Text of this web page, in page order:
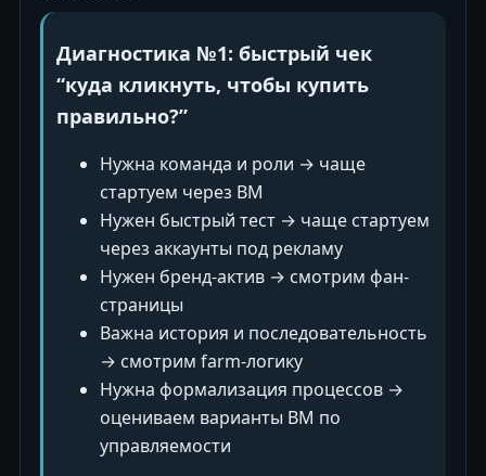
Диагностика №1: быстрый чек
“куда кликнуть, чтобы купить
правильно?”
Нужна команда и роли → чаще
стартуем через BM
Нужен быстрый тест → чаще стартуем
через аккаунты под рекламу
Нужен бренд-актив → смотрим фан-
страницы
Важна история и последовательность
→ смотрим farm-логику
Нужна формализация процессов →
оцениваем варианты BM по
управляемости